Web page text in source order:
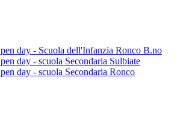
day - Scuola dell'Infanzia Ronco B.no
day - scuola Secondaria Sulbiate
day - scuola Secondaria Ronco